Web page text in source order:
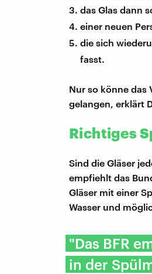
das Glas dann
einer neuen
die sich
fasst.
Nur so könne das
gelangen, erklärt
Richtiges
Sind die Gläser
empfiehlt das
Gläser mit einer
Wasser und
"Das BFR
in der